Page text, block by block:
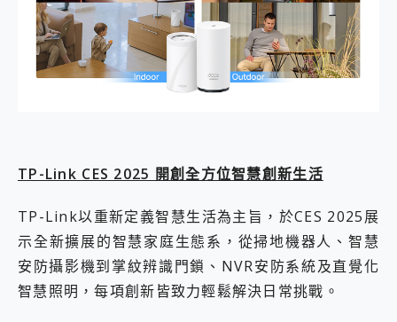
TP-Link CES 2025 開創全方位智慧創新生活
TP-Link以重新定義智慧生活為主旨，於CES 2025展
示全新擴展的智慧家庭生態系，從掃地機器人、智慧
安防攝影機到掌紋辨識門鎖、NVR安防系統及直覺化
智慧照明，每項創新皆致力輕鬆解決日常挑戰。